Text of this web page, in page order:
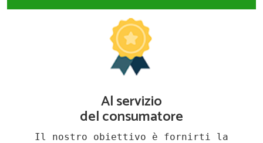
Al servizio
del consumatore
Il nostro obiettivo è fornirti la